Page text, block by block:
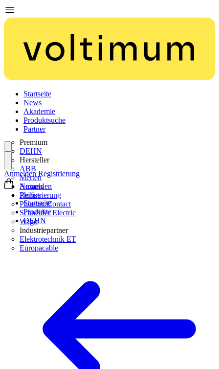
Startseite
News
Akademie
Produktsuche
Partner
Premium
DEHN
Hersteller
ABB
Merten
Nexans
Philips
Phoenix Contact
Schneider Electric
Wago
Industriepartner
Elektrotechnik ET
Europacable
Anmelden
Registrierung
Anmelden Registrierung
Startseite
Produkte
DEHN